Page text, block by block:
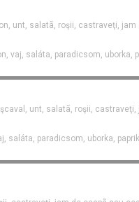
unt, salatã, roşii, castraveţi,
vaj, saláta, paradicsom,
unt, salatã, roşii,
saláta, paradicsom, uborka,